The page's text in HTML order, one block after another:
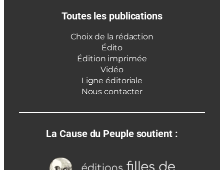
Toutes les publications
Choix de la rédaction
Édito
Édition imprimée
Vidéo
Ligne éditoriale
Nous contacter
La Cause du Peuple soutient :